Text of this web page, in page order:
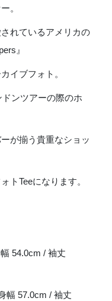
。
れているアメリカの
』
イブフォト。
ンツアーの際のホ
が揃う貴重なショッ
トTeeになります。
54.0cm / 袖丈
幅 57.0cm / 袖丈